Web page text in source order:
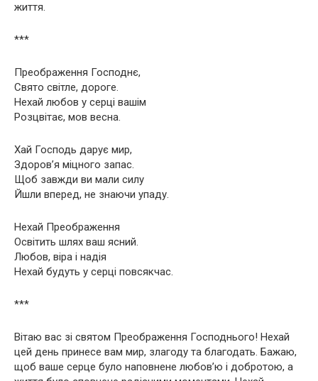
життя.
***
Преображення Господнє,
Свято світле, дороге.
Нехай любов у серці вашім
Розцвітає, мов весна.
Хай Господь дарує мир,
Здоров’я міцного запас.
Щоб завжди ви мали силу
Йшли вперед, не знаючи упаду.
Нехай Преображення
Освітить шлях ваш ясний.
Любов, віра і надія
Нехай будуть у серці повсякчас.
***
Вітаю вас зі святом Преображення Господнього! Нехай
цей день принесе вам мир, злагоду та благодать. Бажаю,
щоб ваше серце було наповнене любов’ю і добротою, а